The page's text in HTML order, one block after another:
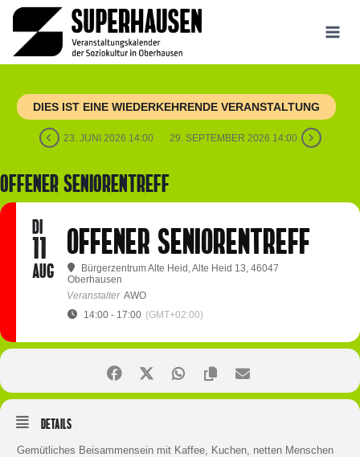
Zum
Inhalt
springen
DIES IST EINE WIEDERKEHRENDE VERANSTALTUNG
23. JUNI 2026 14:00 29. SEPTEMBER 2026 14:00
OFFENER SENIORENTREFF
DI
11
AUG
OFFENER SENIORENTREFF
Bürgerzentrum Alte Heid , Alte Heid 13, 46047
Oberhausen
Veranstalter AWO
14:00 - 17:00 (GMT+02:00)
Details
Gemütliches Beisammensein mit Kaffee, Kuchen, netten Menschen